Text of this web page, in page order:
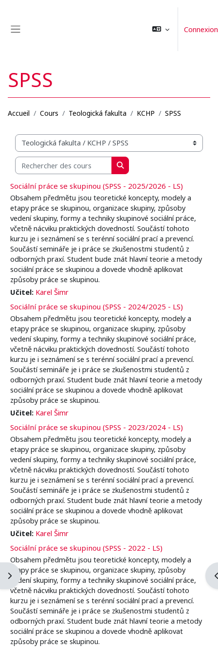
Connexion
Ouvrir le tiroir des blocs
SPSS
Accueil Cours Teologická fakulta KCHP SPSS
Catégories de cours
Rechercher des cours
Rechercher des cours
Sociální práce se skupinou (SPSS - 2025/2026 - LS)
Obsahem předmětu jsou teoretické koncepty, modely a
etapy práce se skupinou, organizace skupiny, způsoby
vedení skupiny, formy a techniky skupinové sociální práce,
včetně nácviku praktických dovedností. Součástí tohoto
kurzu je i seznámení se s terénní sociální prací a prevencí.
Součástí semináře je i práce se zkušenostmi studentů z
odborných praxí. Student bude znát hlavní teorie a metody
sociální práce se skupinou a dovede vhodně aplikovat
způsoby práce se skupinou.
Učitel: Karel Šimr
Sociální práce se skupinou (SPSS - 2024/2025 - LS)
Obsahem předmětu jsou teoretické koncepty, modely a
etapy práce se skupinou, organizace skupiny, způsoby
vedení skupiny, formy a techniky skupinové sociální práce,
včetně nácviku praktických dovedností. Součástí tohoto
kurzu je i seznámení se s terénní sociální prací a prevencí.
Součástí semináře je i práce se zkušenostmi studentů z
odborných praxí. Student bude znát hlavní teorie a metody
sociální práce se skupinou a dovede vhodně aplikovat
způsoby práce se skupinou.
Učitel: Karel Šimr
Sociální práce se skupinou (SPSS - 2023/2024 - LS)
Obsahem předmětu jsou teoretické koncepty, modely a
etapy práce se skupinou, organizace skupiny, způsoby
vedení skupiny, formy a techniky skupinové sociální práce,
včetně nácviku praktických dovedností. Součástí tohoto
kurzu je i seznámení se s terénní sociální prací a prevencí.
Součástí semináře je i práce se zkušenostmi studentů z
odborných praxí. Student bude znát hlavní teorie a metody
sociální práce se skupinou a dovede vhodně aplikovat
způsoby práce se skupinou.
Učitel: Karel Šimr
Sociální práce se skupinou (SPSS - 2022 - LS)
Obsahem předmětu jsou teoretické koncepty, modely a
etapy práce se skupinou, organizace skupiny, způsoby
vedení skupiny, formy a techniky skupinové sociální práce,
včetně nácviku praktických dovedností. Součástí tohoto
kurzu je i seznámení se s terénní sociální prací a prevencí.
Součástí semináře je i práce se zkušenostmi studentů z
odborných praxí. Student bude znát hlavní teorie a metody
sociální práce se skupinou a dovede vhodně aplikovat
způsoby práce se skupinou.